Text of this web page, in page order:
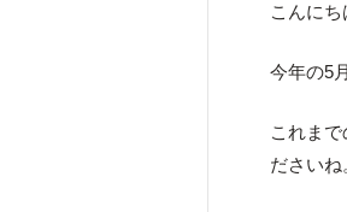
こんにち
今年の5
これま
ださいね